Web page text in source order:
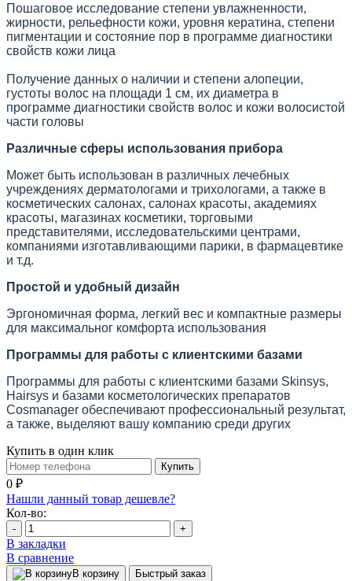
Пошаговое исследование степени увлажненности,
жирности, рельефности кожи, уровня кератина, степени
пигментации и состояние пор в программе диагностики
свойств кожи лица
Получение данных о наличии и степени алопеции,
густоты волос на площади 1 см, их диаметра в
программе диагностики свойств волос и кожи волосистой
части головы
Различные сферы использования прибора
Может быть использован в различных лечебных
учреждениях дерматологами и трихологами, а также в
косметических салонах, салонах красоты, академиях
красоты, магазинах косметики, торговыми
представителями, исследовательскими центрами,
компаниями изготавливающими парики, в фармацевтике
и т.д.
Простой и удобный дизайн
Эргономичная форма, легкий вес и компактные размеры
для максимальног комфорта использования
Программы для работы с клиентскими базами
Программы для работы с клиентскими базами Skinsys,
Hairsys и базами косметологических препаратов
Cosmanager обеспечивают профессиональный результат,
а также, выделяют вашу компанию среди других
Купить в один клик
Купить
0 ₽
Нашли данный товар дешевле?
Кол-во:
- +
В закладки
В сравнение
В корзину Быстрый заказ